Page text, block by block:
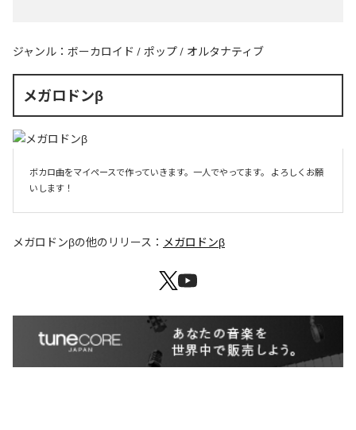
ジャンル： ボーカロイド / ポップ / オルタナティブ
メガロドンβ
ボカロ曲をマイペースで作っていきます。一人でやってます。 よろしくお願
いします！
メガロドンβの他のリリース： メガロドンβ